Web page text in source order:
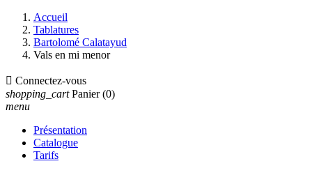
Accueil
Tablatures
Bartolomé Calatayud
Vals en mi menor
 Connectez-vous
shopping_cart Panier (0)
menu
Présentation
Catalogue
Tarifs